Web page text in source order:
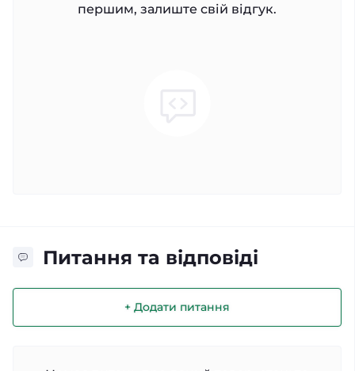
першим, залиште свій відгук.
Питання та відповіді
+ Додати питання